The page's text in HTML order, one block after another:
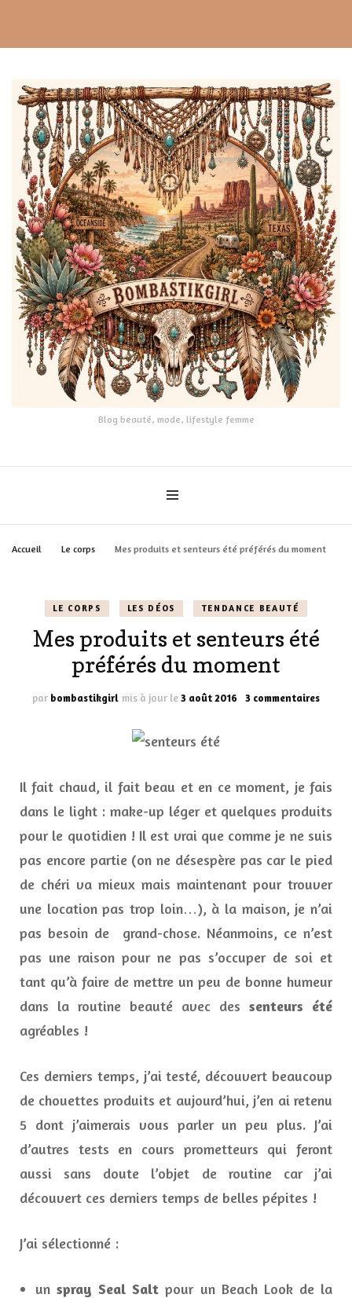
Blog beauté, mode, lifestyle femme
Accueil Le corps Mes produits et senteurs été préférés du moment
LE CORPS LES DÉOS TENDANCE BEAUTÉ
Mes produits et senteurs été
préférés du moment
par bombastikgirl mis à jour le3 août 2016 3 commentairessur
du
Il fait chaud, il fait beau et en ce moment, je fais
dans le light : make-up léger et quelques produits
pour le quotidien ! Il est vrai que comme je ne suis
pas encore partie (on ne désespère pas car le pied
de chéri va mieux mais maintenant pour trouver
une location pas trop loin…), à la maison, je n’ai
pas besoin de grand-chose. Néanmoins, ce n’est
pas une raison pour ne pas s’occuper de soi et
tant qu’à faire de mettre un peu de bonne humeur
dans la routine beauté avec des senteurs été
agréables !
Ces derniers temps, j’ai testé, découvert beaucoup
de chouettes produits et aujourd’hui, j’en ai retenu
5 dont j’aimerais vous parler un peu plus. J’ai
d’autres tests en cours prometteurs qui feront
aussi sans doute l’objet de routine car j’ai
découvert ces derniers temps de belles pépites !
J’ai sélectionné :
unspray Seal Salt pour un Beach Look de la